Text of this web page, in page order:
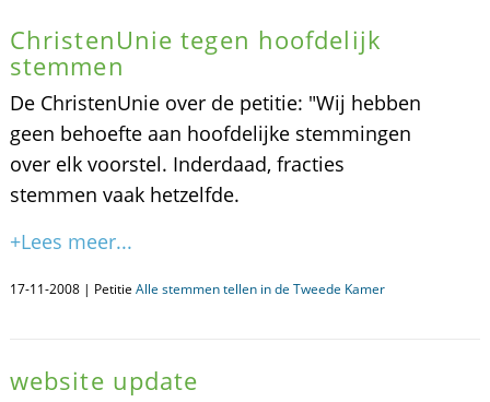
ChristenUnie tegen hoofdelijk
stemmen
De ChristenUnie over de petitie: "Wij hebben
geen behoefte aan hoofdelijke stemmingen
over elk voorstel. Inderdaad, fracties
stemmen vaak hetzelfde.
+Lees meer...
17-11-2008 | Petitie Alle stemmen tellen in de Tweede Kamer
website update